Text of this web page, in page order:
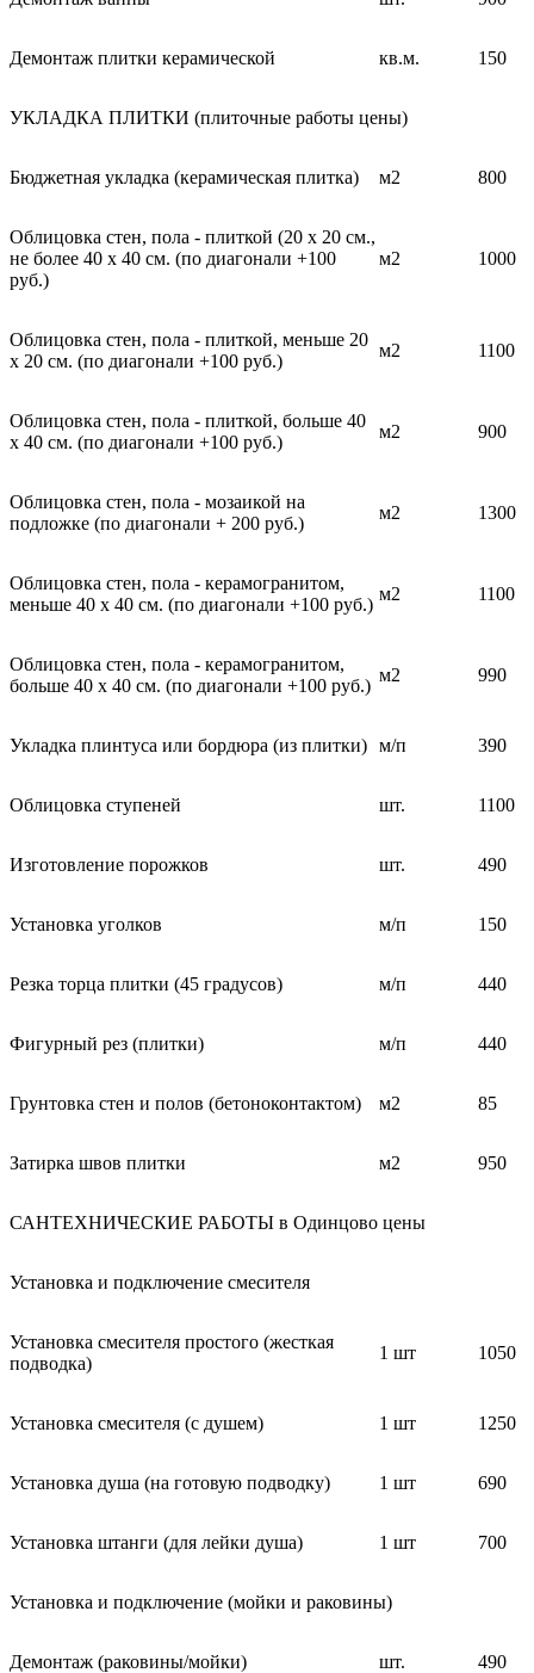
Демонтаж плитки керамической кв.м. 150
УКЛАДКА ПЛИТКИ (плиточные работы цены)
Бюджетная укладка (керамическая плитка) м2 800
Облицовка стен, пола - плиткой (20 х 20 см.,
не более 40 х 40 см. (по диагонали +100
руб.)
м2 1000
Облицовка стен, пола - плиткой, меньше 20
х 20 см. (по диагонали +100 руб.)
м2 1100
Облицовка стен, пола - плиткой, больше 40
х 40 см. (по диагонали +100 руб.)
м2 900
Облицовка стен, пола - мозаикой на
подложке (по диагонали + 200 руб.)
м2 1300
Облицовка стен, пола - керамогранитом,
меньше 40 х 40 см. (по диагонали +100 руб.)
м2 1100
Облицовка стен, пола - керамогранитом,
больше 40 х 40 см. (по диагонали +100 руб.)
м2 990
Укладка плинтуса или бордюра (из плитки) м/п 390
Облицовка ступеней шт. 1100
Изготовление порожков шт. 490
Установка уголков м/п 150
Резка торца плитки (45 градусов) м/п 440
Фигурный рез (плитки) м/п 440
Грунтовка стен и полов (бетоноконтактом) м2 85
Затирка швов плитки м2 950
САНТЕХНИЧЕСКИЕ РАБОТЫ в Одинцово цены
Установка и подключение смесителя
Установка смесителя простого (жесткая
подводка)
1 шт 1050
Установка смесителя (с душем) 1 шт 1250
Установка душа (на готовую подводку) 1 шт 690
Установка штанги (для лейки душа) 1 шт 700
Установка и подключение (мойки и раковины)
Демонтаж (раковины/мойки) шт. 490